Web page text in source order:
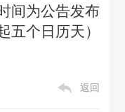
间为公告发布
五个日历天）
返回